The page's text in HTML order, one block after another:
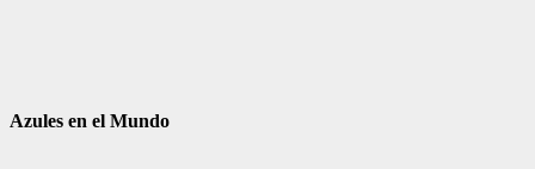
Azules en el Mundo